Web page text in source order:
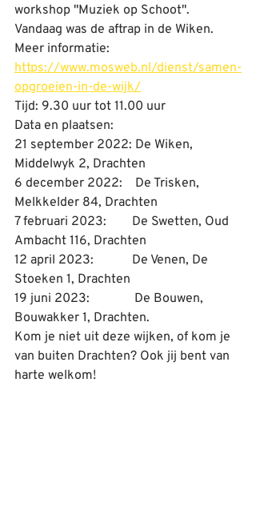
workshop "Muziek op Schoot".
Vandaag was de aftrap in de Wiken.
Meer informatie:
https://www.mosweb.nl/dienst/samen-
opgroeien-in-de-wijk/
Tijd: 9.30 uur tot 11.00 uur
Data en plaatsen:
21 september 2022: De Wiken,
Middelwyk 2, Drachten
6 december 2022:    De Trisken,
Melkkelder 84, Drachten
7 februari 2023:        De Swetten, Oud
Ambacht 116, Drachten
12 april 2023:            De Venen, De
Stoeken 1, Drachten
19 juni 2023:              De Bouwen,
Bouwakker 1, Drachten.
Kom je niet uit deze wijken, of kom je
van buiten Drachten? Ook jij bent van
harte welkom!